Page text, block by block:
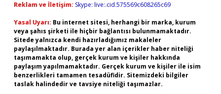
Reklam ve İletişim: Skype: live:.cid.575569c608265c69
Yasal Uyarı: Bu internet sitesi, herhangi bir marka, kurum
veya şahıs şirketi ile hiçbir bağlantısı bulunmamaktadır.
Sitede yalnızca kendi hazırladığımız makaleler
paylaşılmaktadır. Burada yer alan içerikler haber niteliği
taşımamakta olup, gerçek kurum ve kişiler hakkında
paylaşım yapılmamaktadır. Gerçek kurum ve kişiler ile isim
benzerlikleri tamamen tesadüfidir. Sitemizdeki bilgiler
taslak halindedir ve tavsiye niteliği taşımazlar.